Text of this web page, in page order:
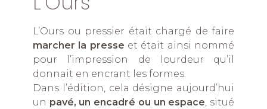
L’Ours ou pressier était chargé de faire
marcher la presse et était ainsi nommé
pour l’impression de lourdeur qu’il
donnait en encrant les formes.
Dans l’édition, cela désigne aujourd’hui
un pavé, un encadré ou un espace, situé